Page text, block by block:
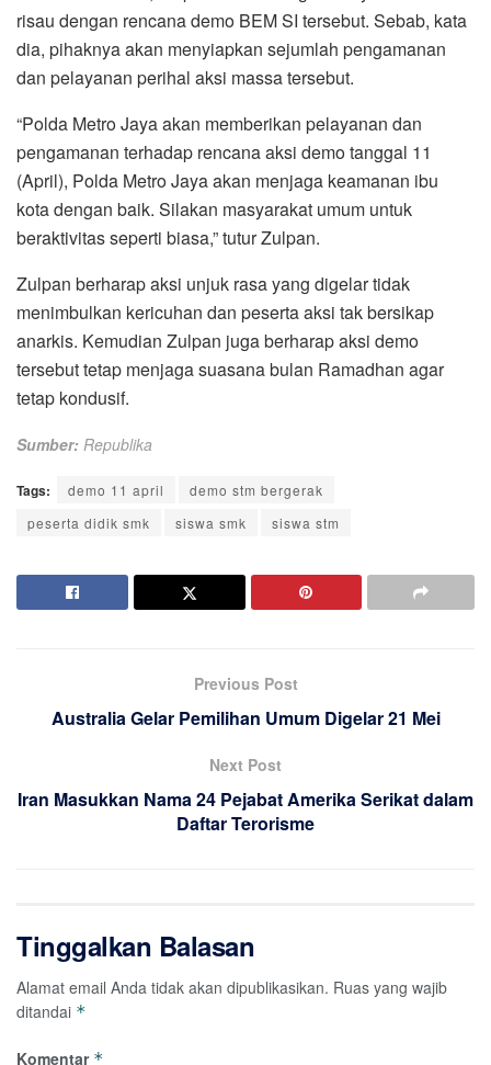
risau dengan rencana demo BEM SI tersebut. Sebab, kata
dia, pihaknya akan menyiapkan sejumlah pengamanan
dan pelayanan perihal aksi massa tersebut.
“Polda Metro Jaya akan memberikan pelayanan dan
pengamanan terhadap rencana aksi demo tanggal 11
(April), Polda Metro Jaya akan menjaga keamanan ibu
kota dengan baik. Silakan masyarakat umum untuk
beraktivitas seperti biasa,” tutur Zulpan.
Zulpan berharap aksi unjuk rasa yang digelar tidak
menimbulkan kericuhan dan peserta aksi tak bersikap
anarkis. Kemudian Zulpan juga berharap aksi demo
tersebut tetap menjaga suasana bulan Ramadhan agar
tetap kondusif.
Sumber: Republika
Tags: demo 11 april
demo stm bergerak
peserta didik smk
siswa smk siswa stm
Previous Post
Australia Gelar Pemilihan Umum Digelar 21 Mei
Next Post
Iran Masukkan Nama 24 Pejabat Amerika Serikat dalam
Daftar Terorisme
Tinggalkan Balasan
Alamat email Anda tidak akan dipublikasikan. Ruas yang wajib
ditandai *
Komentar *